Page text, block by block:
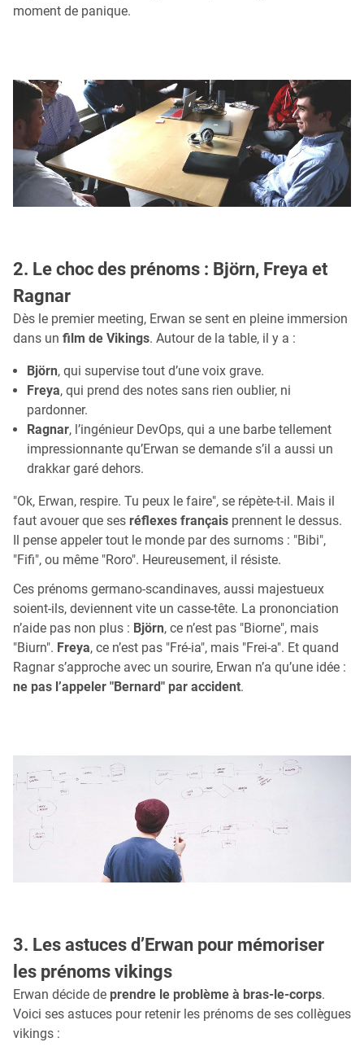
moment de panique.
2. Le choc des prénoms : Björn, Freya et
Ragnar
Dès le premier meeting, Erwan se sent en pleine immersion
dans un film de Vikings. Autour de la table, il y a :
Björn, qui supervise tout d’une voix grave.
Freya, qui prend des notes sans rien oublier, ni
pardonner.
Ragnar, l’ingénieur DevOps, qui a une barbe tellement
impressionnante qu’Erwan se demande s’il a aussi un
drakkar garé dehors.
"Ok, Erwan, respire. Tu peux le faire", se répète-t-il. Mais il
faut avouer que ses réflexes français prennent le dessus.
Il pense appeler tout le monde par des surnoms : "Bibi",
"Fifi", ou même "Roro". Heureusement, il résiste.
Ces prénoms germano-scandinaves, aussi majestueux
soient-ils, deviennent vite un casse-tête. La prononciation
n’aide pas non plus : Björn, ce n’est pas "Biorne", mais
"Biurn". Freya, ce n’est pas "Fré-ia", mais "Frei-a". Et quand
Ragnar s’approche avec un sourire, Erwan n’a qu’une idée :
ne pas l’appeler "Bernard" par accident.
3. Les astuces d’Erwan pour mémoriser
les prénoms vikings
Erwan décide de prendre le problème à bras-le-corps.
Voici ses astuces pour retenir les prénoms de ses collègues
vikings :